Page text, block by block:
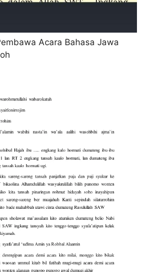
Acara Bahasa Jawa